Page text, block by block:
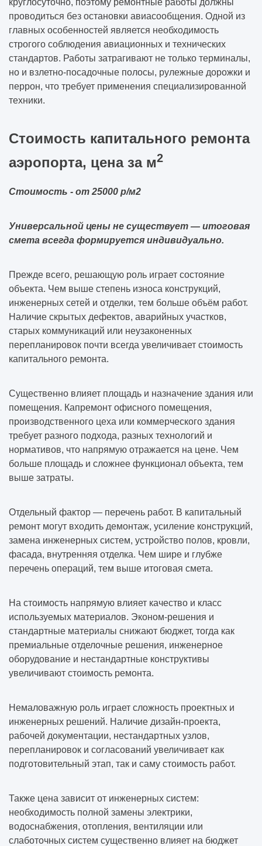
круглосуточно, поэтому ремонтные работы должны
проводиться без остановки авиасообщения. Одной из
главных особенностей является необходимость
строгого соблюдения авиационных и технических
стандартов. Работы затрагивают не только терминалы,
но и взлетно-посадочные полосы, рулежные дорожки и
перрон, что требует применения специализированной
техники.
Стоимость капитального ремонта
аэропорта, цена за м2
Стоимость - от 25000 р/м2
Универсальной цены не существует — итоговая
смета всегда формируется индивидуально.
Прежде всего, решающую роль играет состояние
объекта. Чем выше степень износа конструкций,
инженерных сетей и отделки, тем больше объём работ.
Наличие скрытых дефектов, аварийных участков,
старых коммуникаций или неузаконенных
перепланировок почти всегда увеличивает стоимость
капитального ремонта.
Существенно влияет площадь и назначение здания или
помещения. Капремонт офисного помещения,
производственного цеха или коммерческого здания
требует разного подхода, разных технологий и
нормативов, что напрямую отражается на цене. Чем
больше площадь и сложнее функционал объекта, тем
выше затраты.
Отдельный фактор — перечень работ. В капитальный
ремонт могут входить демонтаж, усиление конструкций,
замена инженерных систем, устройство полов, кровли,
фасада, внутренняя отделка. Чем шире и глубже
перечень операций, тем выше итоговая смета.
На стоимость напрямую влияет качество и класс
используемых материалов. Эконом-решения и
стандартные материалы снижают бюджет, тогда как
премиальные отделочные решения, инженерное
оборудование и нестандартные конструктивы
увеличивают стоимость ремонта.
Немаловажную роль играет сложность проектных и
инженерных решений. Наличие дизайн-проекта,
рабочей документации, нестандартных узлов,
перепланировок и согласований увеличивает как
подготовительный этап, так и саму стоимость работ.
Также цена зависит от инженерных систем:
необходимость полной замены электрики,
водоснабжения, отопления, вентиляции или
слаботочных систем существенно влияет на бюджет
решений без потери качества
Какие вопросы нужно задать компании ДО
подписания договора (чек-лист)
Как одно инженерное решение может
изменить весь объект
начала строительства
Как заказчик сам создаёт перерасход, а